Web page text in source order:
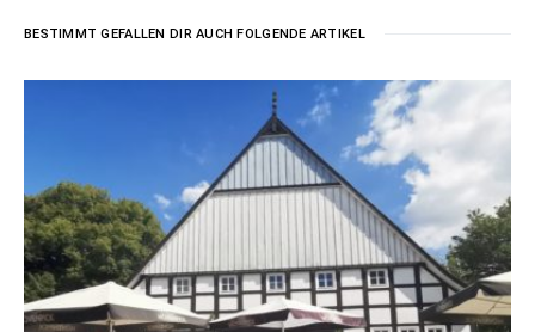
BESTIMMT GEFALLEN DIR AUCH FOLGENDE ARTIKEL